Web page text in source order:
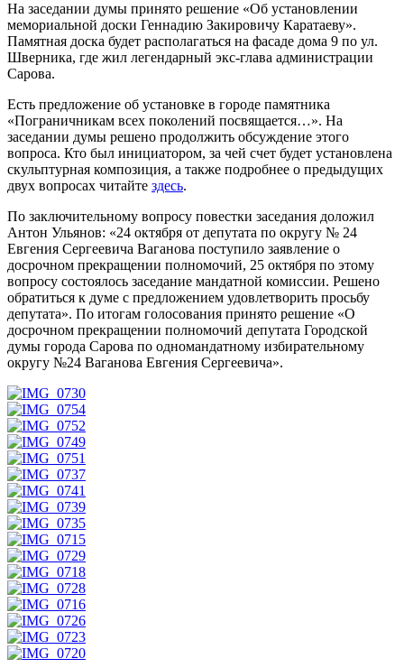
На заседании думы принято решение «Об установлении
мемориальной доски Геннадию Закировичу Каратаеву».
Памятная доска будет располагаться на фасаде дома 9 по ул.
Шверника, где жил легендарный экс-глава администрации
Сарова.
Есть предложение об установке в городе памятника
«Пограничникам всех поколений посвящается…». На
заседании думы решено продолжить обсуждение этого
вопроса. Кто был инициатором, за чей счет будет установлена
скульптурная композиция, а также подробнее о предыдущих
двух вопросах читайте здесь.
По заключительному вопросу повестки заседания доложил
Антон Ульянов: «24 октября от депутата по округу № 24
Евгения Сергеевича Ваганова поступило заявление о
досрочном прекращении полномочий, 25 октября по этому
вопросу состоялось заседание мандатной комиссии. Решено
обратиться к думе с предложением удовлетворить просьбу
депутата». По итогам голосования принято решение «О
досрочном прекращении полномочий депутата Городской
думы города Сарова по одномандатному избирательному
округу №24 Ваганова Евгения Сергеевича».